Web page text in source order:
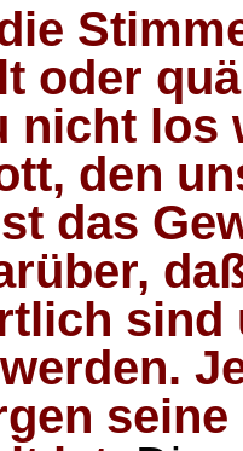
oder
nicht los
den
das
sind